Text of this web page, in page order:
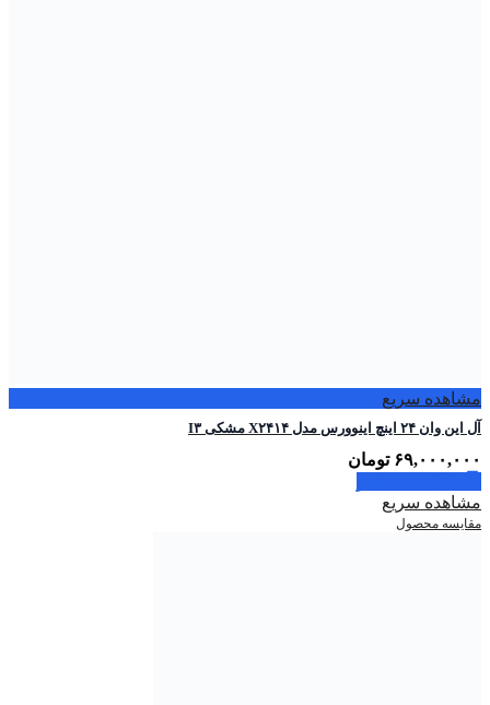
مشاهده سریع
آل این وان ۲۴ اینچ اینوورس مدل X۲۴۱۴ مشکی I۳
۶۹,۰۰۰,۰۰۰ تومان
مشاهده سریع
مقایسه محصول